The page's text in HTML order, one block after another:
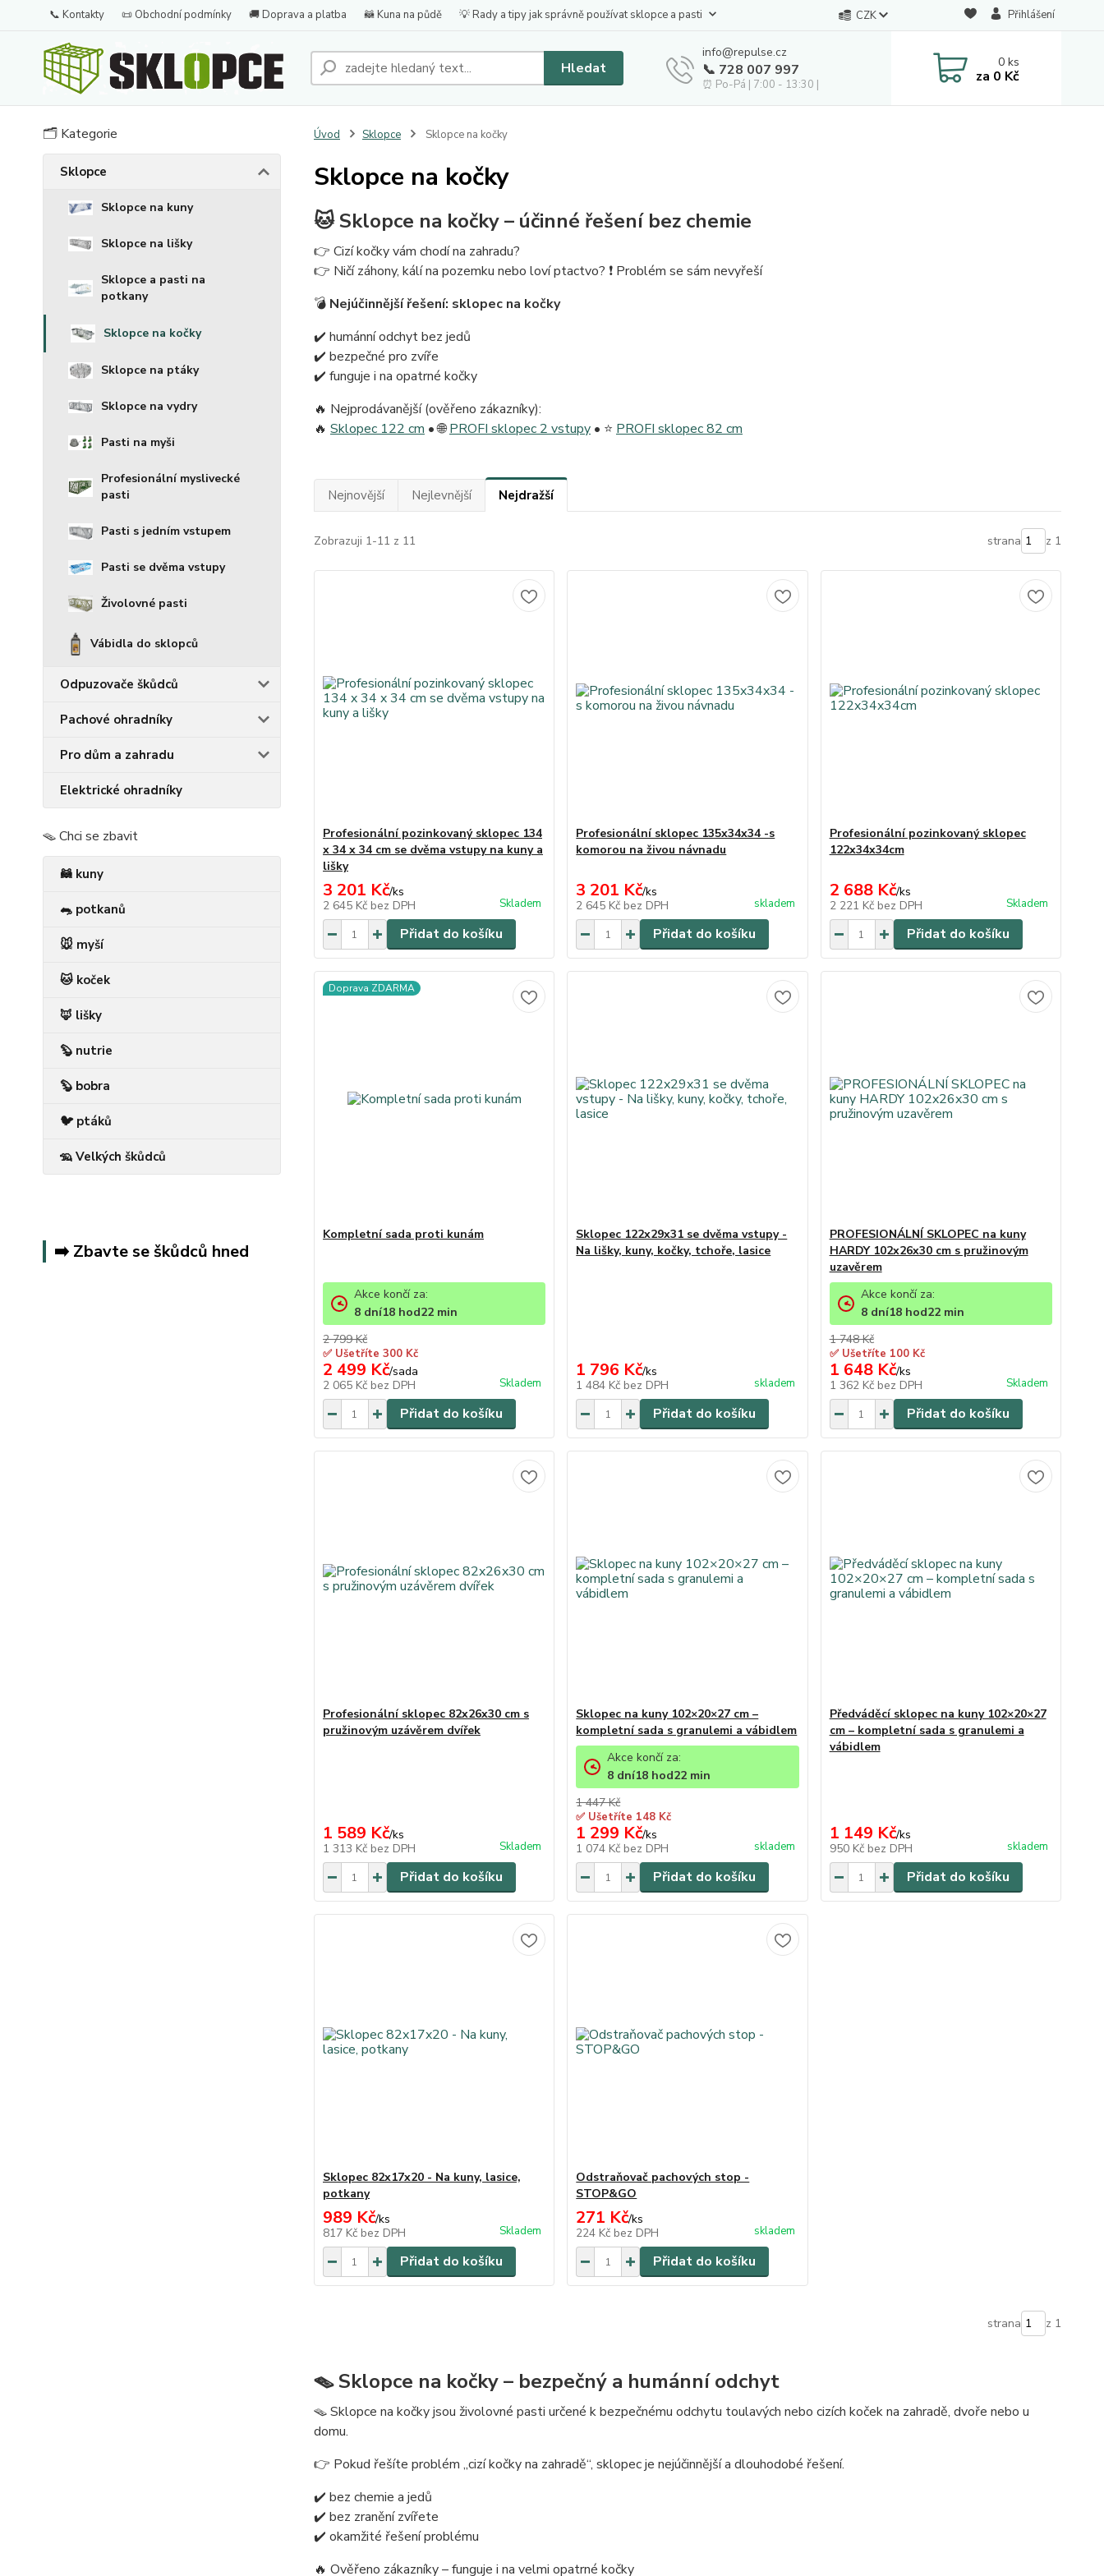
📞 Kontakty 📜 Obchodní podmínky 🚚 Doprava a platba 🦝 Kuna na půdě 💡 Rady a tipy jak správně používat sklopce a pasti CZK Přihlášení
Hledat
info@repulse.cz
📞 728 007 997
⏰ Po-Pá | 7:00 - 13:30 |
0ks
za 0 Kč
🗂️ Kategorie
Sklopce
Sklopce na kuny
Sklopce na lišky
Sklopce a pasti na
potkany
Sklopce na kočky
Sklopce na ptáky
Sklopce na vydry
Pasti na myši
Profesionální myslivecké
pasti
Pasti s jedním vstupem
Pasti se dvěma vstupy
Živolovné pasti
Vábidla do sklopců
Odpuzovače škůdců
Pachové ohradníky
Pro dům a zahradu
Elektrické ohradníky
🪤 Chci se zbavit
🦝 kuny
🐀 potkanů
🐭 myší
🐱 koček
🦊 lišky
🦫 nutrie
🦫 bobra
🐦 ptáků
🦡 Velkých škůdců
➡️ Zbavte se škůdců hned
Úvod Sklopce Sklopce na kočky
Sklopce na kočky
🐱 Sklopce na kočky – účinné řešení bez chemie
👉 Cizí kočky vám chodí na zahradu?
👉 Ničí záhony, kálí na pozemku nebo loví ptactvo? ❗ Problém se sám nevyřeší
💣 Nejúčinnější řešení: sklopec na kočky
✔️ humánní odchyt bez jedů
✔️ bezpečné pro zvíře
✔️ funguje i na opatrné kočky
🔥 Nejprodávanější (ověřeno zákazníky):
🔥 Sklopec 122 cm • 🌐PROFI sklopec 2 vstupy• ⭐ PROFI sklopec 82 cm
Nejnovější Nejlevnější Nejdražší
Zobrazuji 1-11 z 11 strana z 1
Profesionální pozinkovaný sklopec 134
x 34 x 34 cm se dvěma vstupy na kuny a
lišky
3 201 Kč/ks
2 645 Kč bez DPH Skladem
Přidat do košíku
Profesionální sklopec 135x34x34 -s
komorou na živou návnadu
3 201 Kč/ks
2 645 Kč bez DPH skladem
Přidat do košíku
Profesionální pozinkovaný sklopec
122x34x34cm
2 688 Kč/ks
2 221 Kč bez DPH Skladem
Přidat do košíku
Doprava ZDARMA
Kompletní sada proti kunám
2 799 Kč
✅ Ušetříte 300 Kč
2 499 Kč/sada
2 065 Kč bez DPH Skladem
Akce končí za:
8 dní18hod22min
Přidat do košíku
Sklopec 122x29x31 se dvěma vstupy -
Na lišky, kuny, kočky, tchoře, lasice
1 796 Kč/ks
1 484 Kč bez DPH skladem
Přidat do košíku
PROFESIONÁLNÍ SKLOPEC na kuny
HARDY 102x26x30 cm s pružinovým
uzavěrem
1 748 Kč
✅ Ušetříte 100 Kč
1 648 Kč/ks
1 362 Kč bez DPH Skladem
Akce končí za:
8 dní18hod22min
Přidat do košíku
Profesionální sklopec 82x26x30 cm s
pružinovým uzávěrem dvířek
1 589 Kč/ks
1 313 Kč bez DPH Skladem
Přidat do košíku
Sklopec na kuny 102×20×27 cm –
kompletní sada s granulemi a vábidlem
1 447 Kč
✅ Ušetříte 148 Kč
1 299 Kč/ks
1 074 Kč bez DPH skladem
Akce končí za:
8 dní18 hod22 min
Přidat do košíku
Předváděcí sklopec na kuny 102×20×27
cm – kompletní sada s granulemi a
vábidlem
1 149 Kč/ks
950 Kč bez DPH skladem
Přidat do košíku
Sklopec 82x17x20 - Na kuny, lasice,
potkany
989 Kč/ks
817 Kč bez DPH Skladem
Přidat do košíku
Odstraňovač pachových stop -
STOP&GO
271 Kč/ks
224 Kč bez DPH skladem
Přidat do košíku
strana z 1
🪤 Sklopce na kočky – bezpečný a humánní odchyt
🪤 Sklopce na kočky jsou živolovné pasti určené k bezpečnému odchytu toulavých nebo cizích koček na zahradě, dvoře nebo u
domu.
👉 Pokud řešíte problém „cizí kočky na zahradě“, sklopec je nejúčinnější a dlouhodobé řešení.
✔️ bez chemie a jedů
✔️ bez zranění zvířete
✔️ okamžité řešení problému
🔥 Ověřeno zákazníky – funguje i na velmi opatrné kočky